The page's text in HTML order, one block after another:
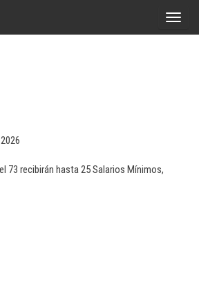
A
73 recibirán hasta 25 Salarios Mínimos,